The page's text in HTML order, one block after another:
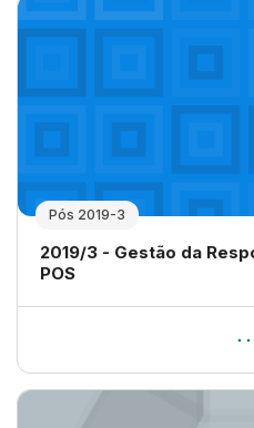
Pós 2019-3
Nome da disciplina
2019/3 - Gestão da
POS